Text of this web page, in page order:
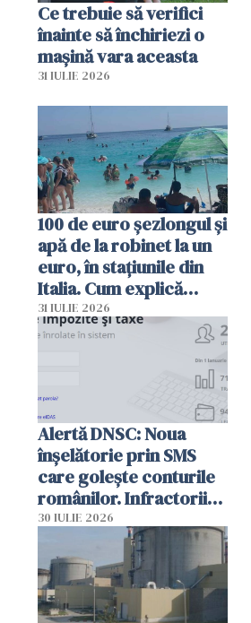
Ce trebuie să verifici
înainte să închiriezi o
mașină vara aceasta
31 IULIE 2026
100 de euro șezlongul și
apă de la robinet la un
euro, în stațiunile din
Italia. Cum explică
autoritățile
31 IULIE 2026
Alertă DNSC: Noua
înșelătorie prin SMS
care golește conturile
românilor. Infractorii
folosesc numele
Ghișeul.ro și al Poliției
Române
30 IULIE 2026